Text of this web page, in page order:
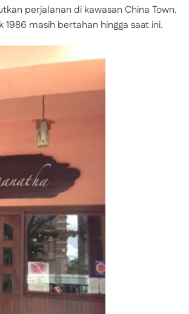
perjalanan di kawasan China Town.
masih bertahan hingga saat ini.